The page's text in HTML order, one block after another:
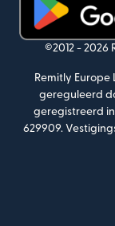
(wordt©2012 - 2026
Remitly
gereguleerd
geregistreerd
629909.